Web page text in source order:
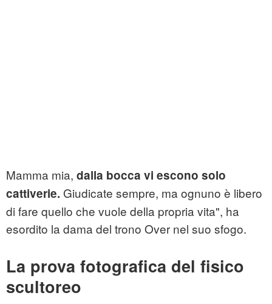
Mamma mia, dalla bocca vi escono solo
cattiverie. Giudicate sempre, ma ognuno è libero
di fare quello che vuole della propria vita", ha
esordito la dama del trono Over nel suo sfogo.
La prova fotografica del fisico
scultoreo